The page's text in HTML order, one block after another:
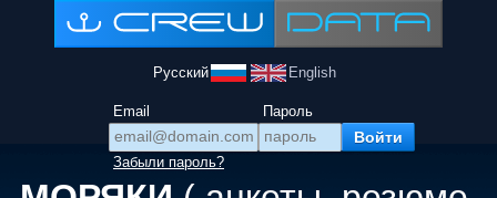
Русский English
Email Пароль
Забыли пароль?